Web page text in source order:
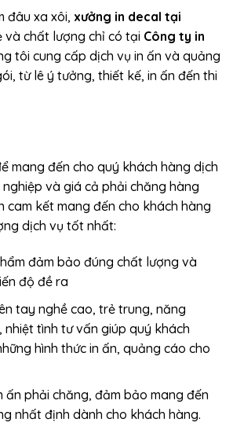
đâu xa xôi, xưởng in decal tại
và chất lượng chỉ có tại Công ty in
tôi cung cấp dịch vụ in ấn và quảng
từ lê ý tưởng, thiết kế, in ấn đến thi
mang đến cho quý khách hàng dịch
và giá cả phải chăng hàng
cam kết mang đến cho khách hàng
dịch vụ tốt nhất:
đảm bảo đúng chất lượng và
độ đề ra
tay nghề cao, trẻ trung, năng
tình tư vấn giúp quý khách
hình thức in ấn, quảng cáo cho
ấn phải chăng, đảm bảo mang đến
nhất định dành cho khách hàng.